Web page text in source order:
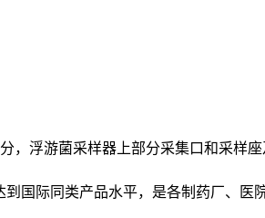
，浮游菌采样器上部分采集口和采样
国际同类产品水平，是各制药厂、